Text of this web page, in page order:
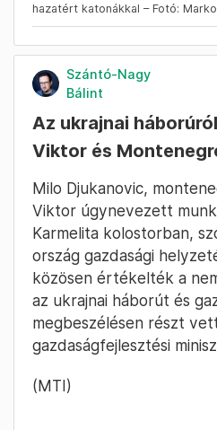
hazatért katonákkal – Fotó:
Szántó-Nagy
Bálint
Az ukrajnai
Viktor és
Milo Djukanovic,
Viktor úgynevezett
Karmelita kolostorban,
ország gazdasági
közösen értékelték a
az ukrajnai háborút és
megbeszélésen részt
gazdaságfejlesztési
(MTI)